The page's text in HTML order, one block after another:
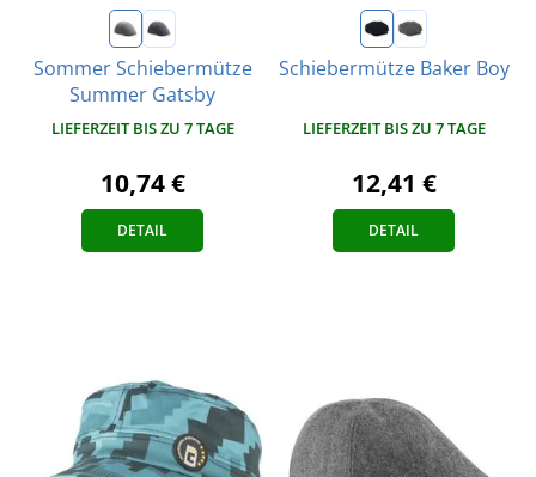
Sommer Schiebermütze
Summer Gatsby
LIEFERZEIT BIS ZU 7 TAGE
10,74 €
DETAIL
Schiebermütze Baker Boy
LIEFERZEIT BIS ZU 7 TAGE
12,41 €
DETAIL